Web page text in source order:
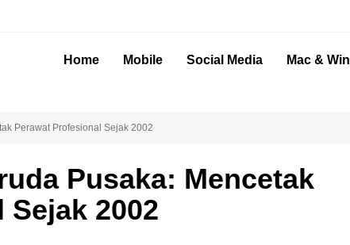
Home Mobile Social Media Mac & Win
Perawat Profesional Sejak 2002
Pusaka: Mencetak
2002